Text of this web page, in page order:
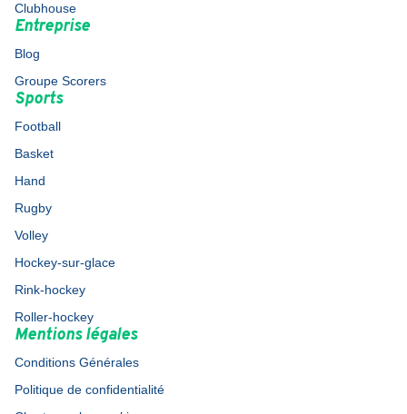
Clubhouse
Entreprise
Blog
Groupe Scorers
Sports
Football
Basket
Hand
Rugby
Volley
Hockey-sur-glace
Rink-hockey
Roller-hockey
Mentions légales
Conditions Générales
Politique de confidentialité